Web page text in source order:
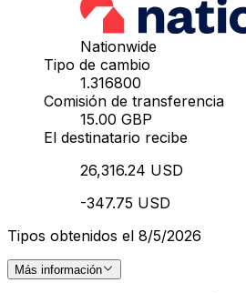
Nationwide
Tipo de cambio
1.316800
Comisión de transferencia
15.00 GBP
El destinatario recibe
26,316.24 USD
-347.75 USD
Tipos obtenidos el 8/5/2026
Más información